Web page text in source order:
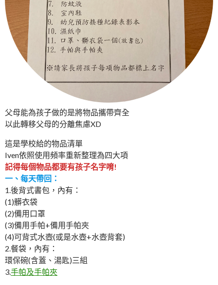
父母能為孩子做的是將物品攜帶齊全
以此轉移父母的分離焦慮XD
這是學校給的物品清單
Iven依照使用頻率重新整理為四大項
記得每個物品都要有孩子名字唷!
一、每天帶回：
1.後背式書包，內有：
(1)髒衣袋
(2)備用口罩
(3)備用手帕+備用手帕夾
(4)可背式水壺(或是水壺+水壺背套)
2.餐袋，內有：
環保碗(含蓋、湯匙)三組
3.手帕及手帕夾